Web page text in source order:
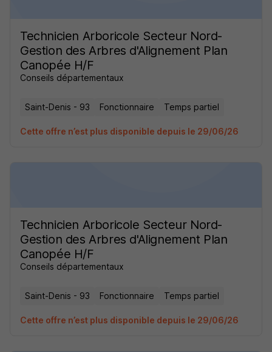
Technicien Arboricole Secteur Nord-
Gestion des Arbres d'Alignement Plan
Canopée H/F
Conseils départementaux
Saint-Denis - 93 Fonctionnaire Temps partiel
Cette offre n’est plus disponible depuis le 29/06/26
Technicien Arboricole Secteur Nord-
Gestion des Arbres d'Alignement Plan
Canopée H/F
Conseils départementaux
Saint-Denis - 93 Fonctionnaire Temps partiel
Cette offre n’est plus disponible depuis le 29/06/26